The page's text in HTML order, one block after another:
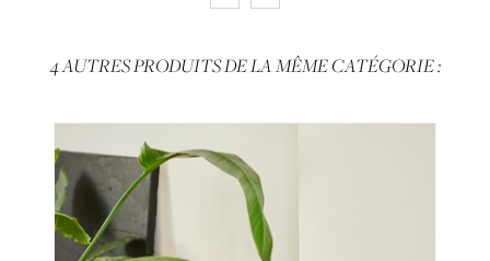
4 AUTRES PRODUITS DE LA MÊME CATÉGORIE :